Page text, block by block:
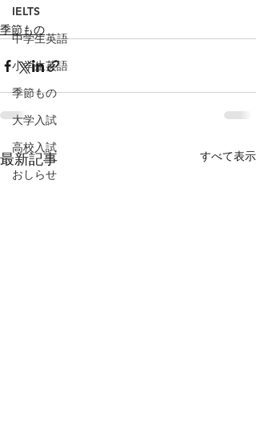
IELTS
中学生英語
小学生英語
季節もの
大学入試
高校入試
おしらせ
季節もの
最新記事 すべて表示